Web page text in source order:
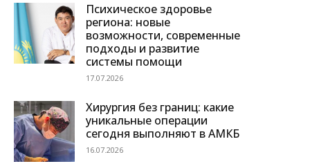
Психическое здоровье
региона: новые
возможности, современные
подходы и развитие
системы помощи
17.07.2026
Хирургия без границ: какие
уникальные операции
сегодня выполняют в АМКБ
16.07.2026